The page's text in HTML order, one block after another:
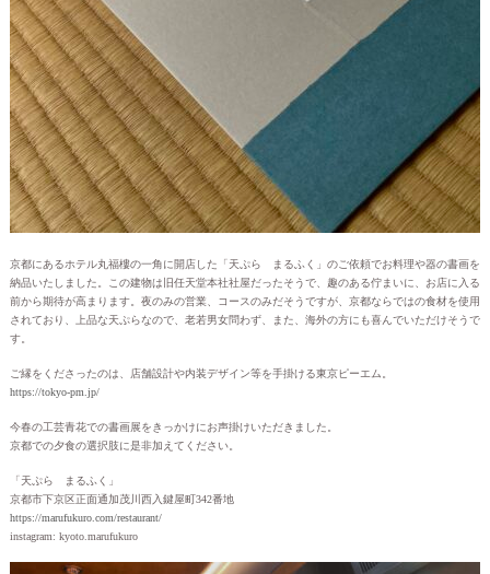
京都にあるホテル丸福樓の一角に開店した「天ぷら まるふく」のご依頼でお料理や器の書画を
納品いたしました。この建物は旧任天堂本社社屋だったそうで、趣のある佇まいに、お店に入る
前から期待が高まります。夜のみの営業、コースのみだそうですが、京都ならではの食材を使用
されており、上品な天ぷらなので、老若男女問わず、また、海外の方にも喜んでいただけそうで
す。
ご縁をくださったのは、店舗設計や内装デザイン等を手掛ける東京ピーエム。
https://tokyo-pm.jp/
今春の工芸青花での書画展をきっかけにお声掛けいただきました。
京都での夕食の選択肢に是非加えてください。
「天ぷら まるふく」
京都市下京区正面通加茂川西入鍵屋町342番地
https://marufukuro.com/restaurant/
instagram: kyoto.marufukuro